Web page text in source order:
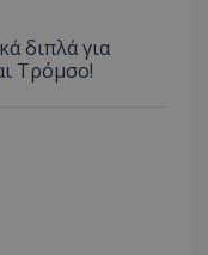
διπλά για
Τρόμσο!